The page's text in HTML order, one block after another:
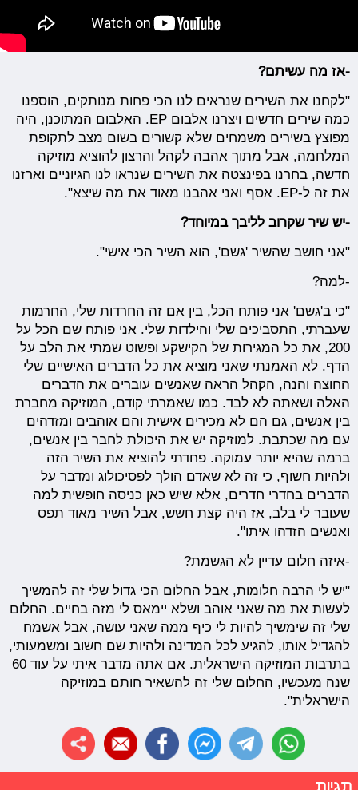
-אז מה עשיתם?
"לקחנו את השירים שנראים לנו הכי פחות מנותקים, הוספנו
כמה שירים חדשים ויצרנו אלבום EP. האלבום המתוכנן, היה
מפוצץ בשירים משמחים שלא קשורים בשום מצב לתקופת
המלחמה, אבל מתוך אהבה לקהל והרצון להוציא מוזיקה
חדשה, בחרנו בפינצטה את השירים שנראו לנו הגיוניים וארזנו
את זה ל-EP. אסף ואני אהבנו מאוד את מה שיצא".
-יש שיר שקרוב לליבך במיוחד?
"אני חושב שהשיר 'גשם', הוא השיר הכי אישי".
-למה?
"כי ב'גשם' אני פותח הכל, בין אם זה החרדות שלי, החרמות
שעברתי, התסביכים שלי והילדות שלי. אני פותח שם הכל על
200, את כל המגירות של הקישקע ופשוט שמתי את הלב על
הדף. לא האמנתי שאני מוציא את כל הדברים האישיים שלי
החוצה והנה, הקהל הראה שאנשים עוברים את הדברים
האלה ושאתה לא לבד. כמו שאמרתי קודם, המוזיקה מחברת
בין אנשים, גם הם לא מכירים אישית והם אוהבים ומזדהים
עם מה שכתבת. למוזיקה יש את היכולת לחבר בין אנשים,
ברמה שהיא יותר עמוקה. פחדתי להוציא את השיר הזה
ולהיות חשוף, כי זה לא שאדם הולך לפסיכולוג ומדבר על
הדברים בחדרי חדרים, אלא שיש כאן כניסה חופשית למה
שעובר לי בלב, אז היה קצת חשש, אבל השיר מאוד תפס
ואנשים הזדהו איתו".
-איזה חלום עדיין לא הגשמת?
"יש לי הרבה חלומות, אבל החלום הכי גדול שלי זה להמשיך
לעשות את מה שאני אוהב ושלא יימאס לי מזה בחיים. החלום
שלי זה שימשיך להיות לי כיף ממה שאני עושה, אבל אשמח
להגדיל אותו, להגיע לכל המדינה ולהיות שם חשוב ומשמעותי,
בתרבות המוזיקה הישראלית. אם אתה מדבר איתי על עוד 60
שנה מעכשיו, החלום שלי זה להשאיר חותם במוזיקה
הישראלית".
תגיות